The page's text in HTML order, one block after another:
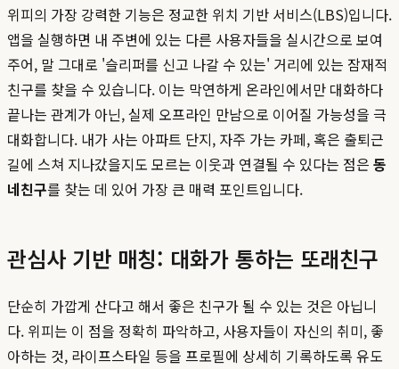
위피의 가장 강력한 기능은 정교한 위치 기반 서비스(LBS)입니다.
앱을 실행하면 내 주변에 있는 다른 사용자들을 실시간으로 보여
주어, 말 그대로 '슬리퍼를 신고 나갈 수 있는' 거리에 있는 잠재적
친구를 찾을 수 있습니다. 이는 막연하게 온라인에서만 대화하다
끝나는 관계가 아닌, 실제 오프라인 만남으로 이어질 가능성을 극
대화합니다. 내가 사는 아파트 단지, 자주 가는 카페, 혹은 출퇴근
길에 스쳐 지나갔을지도 모르는 이웃과 연결될 수 있다는 점은 동
네친구를 찾는 데 있어 가장 큰 매력 포인트입니다.
관심사 기반 매칭: 대화가 통하는 또래친구
단순히 가깝게 산다고 해서 좋은 친구가 될 수 있는 것은 아닙니
다. 위피는 이 점을 정확히 파악하고, 사용자들이 자신의 취미, 좋
아하는 것, 라이프스타일 등을 프로필에 상세히 기록하도록 유도